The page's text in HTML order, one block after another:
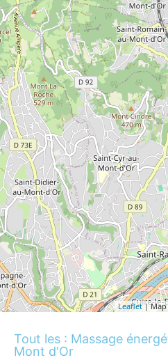
Leaflet| Map
Tout les : Massage
Mont d'Or